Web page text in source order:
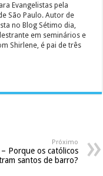
Evangelistas pela
São Paulo. Autor de
no Blog Sétimo dia,
em seminários e
Shirlene, é pai de três
Próximo
Porque os católicos
santos de barro?